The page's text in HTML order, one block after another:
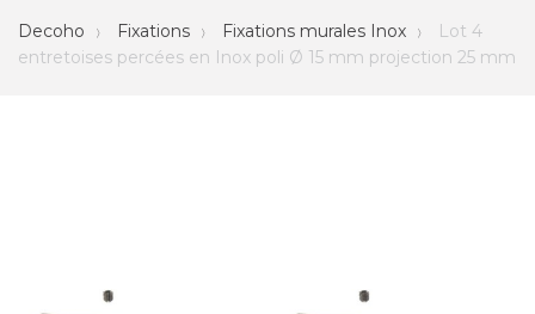
Decoho Fixations Fixations murales Inox
Lot 4
entretoises percées en Inox poli Ø 15 mm projection 25 mm